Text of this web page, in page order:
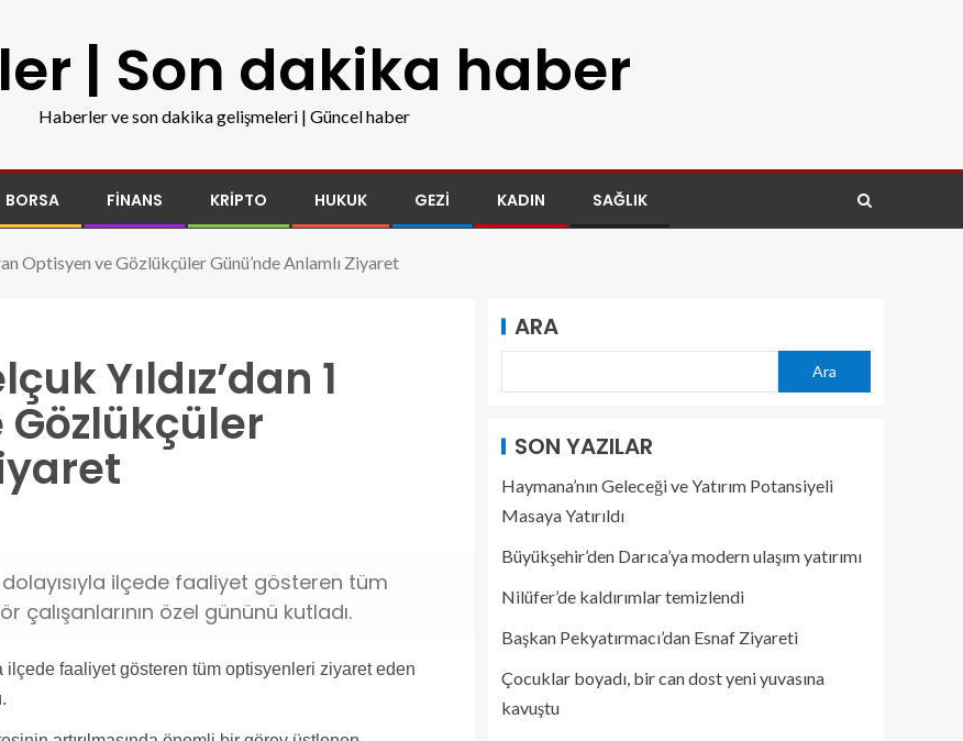
| Son dakika haber
Haberler ve son dakika gelişmeleri | Güncel haber
BORSA FINANS KRIPTO HUKUK GEZI KADIN SAĞLIK
Optisyen ve Gözlükçüler Günü’nde Anlamlı Ziyaret
Yıldız’dan 1
ilçede faaliyet gösteren tüm
çalışanlarının özel gününü kutladı.
faaliyet gösteren tüm optisyenleri ziyaret eden
ARA
Ara
SON YAZILAR
Haymana’nın Geleceği ve Yatırım Potansiyeli
Masaya Yatırıldı
Büyükşehir’den Darıca’ya modern ulaşım yatırımı
Nilüfer’de kaldırımlar temizlendi
Başkan Pekyatırmacı’dan Esnaf Ziyareti
Çocuklar boyadı, bir can dost yeni yuvasına
kavuştu